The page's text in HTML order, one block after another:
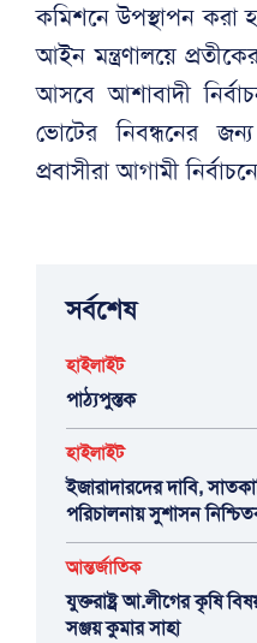
কমিশনে উপস্থাপন
‎আইন মন্ত্রণালয়ে
আসবে আশাবাদী
ভোটের নিবন্ধনের
প্রবাসীরা আগামী
সর্বশেষ
হাইলাইট
পাঠ্যপুস্তক
হাইলাইট
ইজারাদারদের দাবি,
পরিচালনায় সুশাসন
আন্তর্জাতিক
যুক্তরাষ্ট্র আ.লীগের কৃষি
সঞ্জয় কুমার সাহা